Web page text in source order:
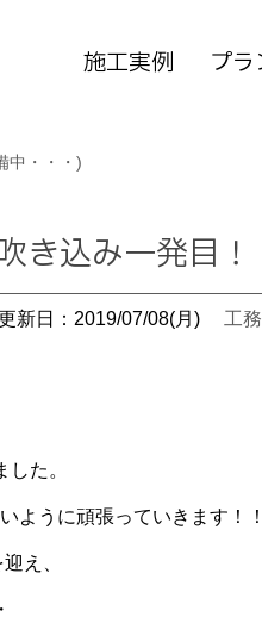
施工実例 プ
中・・・)
き込み一発目
新日：2019/07/08(月) 工
た。
ように頑張っていきます！！
え、